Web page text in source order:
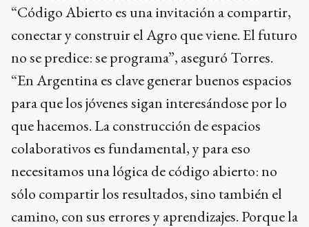
“Código Abierto es una invitación a compartir,
conectar y construir el Agro que viene. El futuro
no se predice: se programa”, aseguró Torres.
“En Argentina es clave generar buenos espacios
para que los jóvenes sigan interesándose por lo
que hacemos. La construcción de espacios
colaborativos es fundamental, y para eso
necesitamos una lógica de código abierto: no
sólo compartir los resultados, sino también el
camino, con sus errores y aprendizajes. Porque la